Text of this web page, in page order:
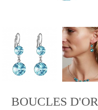
BOUCLES